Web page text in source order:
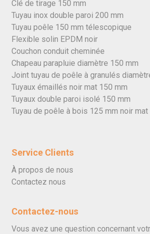
Clé de tirage 150 mm
Tuyau inox double paroi 200 mm
Tuyau poêle 150 mm télescopique
Flexible solin EPDM noir
Couchon conduit cheminée
Chapeau parapluie diamètre 150 mm
Joint tuyau de poêle à granulés
Tuyaux émaillés noir mat 150 mm
Tuyaux double paroi isolé 150 mm
Tuyau de poêle à bois 125 mm noir mat
Service Clients
À propos de nous
Contactez nous
Contactez-nous
Vous avez une question concernant